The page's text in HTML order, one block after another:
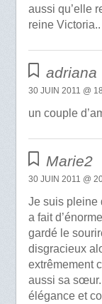
aussi qu’elle
reine Victoria..
adriana
30 JUIN 2011 @
un couple
Marie2
30 JUIN 2011 @
Je suis pleine
a fait
gardé le
disgracieux
extrêmement
aussi sa
élégance et